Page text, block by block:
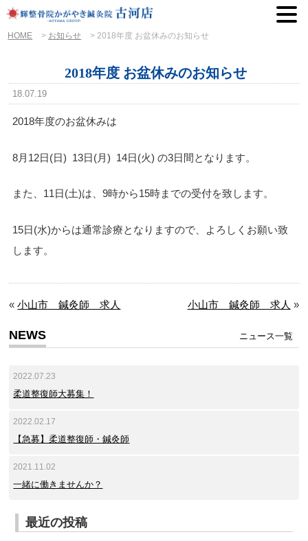
HOME > お知らせ >2018年度 お盆休みのお知らせ
2018年度 お盆休みのお知らせ
18.07.19
2018年度のお盆休みは
8月12日(日) 13日(月) 14日(火) の3日間となります。
また、11日(土)は、9時から15時までの受付を致します。
15日(水)からは通常診療となりますので、よろしくお願い致
します。
«小山市 鍼灸師 求人 小山市 鍼灸師 求人 »
NEWS ニュース一覧
2022.07.23
柔道整復師大募集！
2022.02.17
【急募】柔道整復師・鍼灸師
2021.11.02
一緒に働きませんか？
最近の投稿